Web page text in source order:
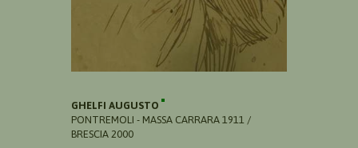
GHELFI AUGUSTO
PONTREMOLI - MASSA CARRARA 1911 /
BRESCIA 2000